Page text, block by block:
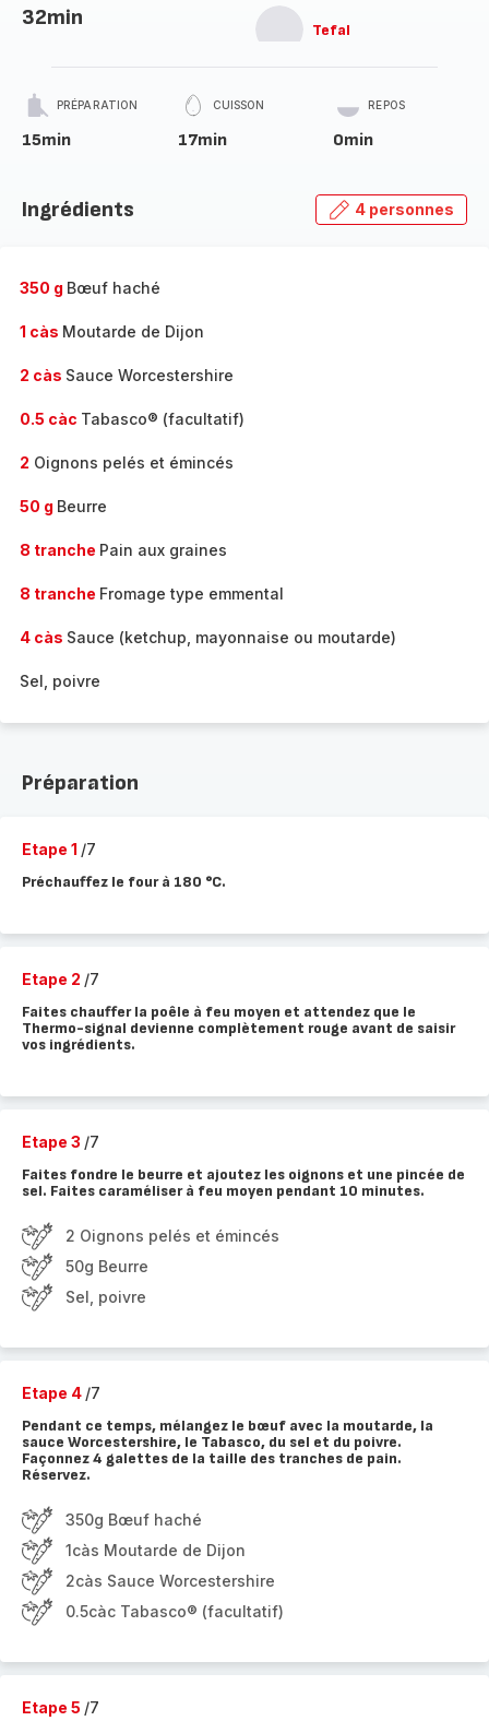
32min Tefal
PRÉPARATION
15min
CUISSON
17min
REPOS
0min
Ingrédients 4 personnes
350 g Bœuf haché
1 càs Moutarde de Dijon
2 càs Sauce Worcestershire
0.5 càc Tabasco® (facultatif)
2 Oignons pelés et émincés
50 g Beurre
8 tranche Pain aux graines
8 tranche Fromage type emmental
4 càs Sauce (ketchup, mayonnaise ou moutarde)
Sel, poivre
Préparation
Etape 1 /7
Préchauffez le four à 180 °C.
Etape 2 /7
Faites chauffer la poêle à feu moyen et attendez que le
Thermo-signal devienne complètement rouge avant de saisir
vos ingrédients.
Etape 3 /7
Faites fondre le beurre et ajoutez les oignons et une pincée de
sel. Faites caraméliser à feu moyen pendant 10 minutes.
2 Oignons pelés et émincés
50g Beurre
Sel, poivre
Etape 4 /7
Pendant ce temps, mélangez le bœuf avec la moutarde, la
sauce Worcestershire, le Tabasco, du sel et du poivre.
Façonnez 4 galettes de la taille des tranches de pain.
Réservez.
350g Bœuf haché
1càs Moutarde de Dijon
2càs Sauce Worcestershire
0.5càc Tabasco® (facultatif)
Etape 5 /7